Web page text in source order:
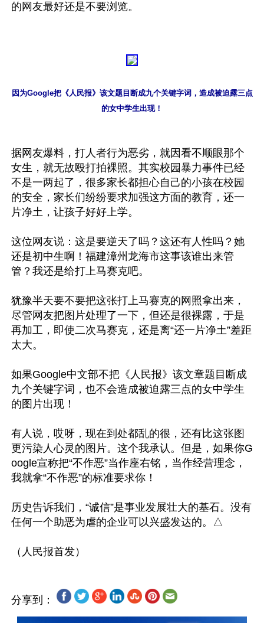
因为Google把《人民报》该文题目断成九个关键字词，造成被迫露三点
的女中学生出现！
据网友爆料，打人者行为恶劣，就因看不顺眼那个
女生，就无故殴打拍裸照。其实校园暴力事件已经
不是一两起了，很多家长都担心自己的小孩在校园
的安全，家长们纷纷要求加强这方面的教育，还一
片净土，让孩子好好上学。
这位网友说：这是要逆天了吗？这还有人性吗？她
还是初中生啊！福建漳州龙海市这事该谁出来管
管？我还是给打上马赛克吧。
犹豫半天要不要把这张打上马赛克的网照拿出来，
尽管网友把图片处理了一下，但还是很裸露，于是
再加工，即使二次马赛克，还是离“还一片净土”差距
太大。
如果Google中文部不把《人民报》该文章题目断成
九个关键字词，也不会造成被迫露三点的女中学生
的图片出现！
有人说，哎呀，现在到处都乱的很，还有比这张图
更污染人心灵的图片。这个我承认。但是，如果你G
oogle宣称把“不作恶”当作座右铭，当作经营理念，
我就拿“不作恶”的标准要求你！
历史告诉我们，“诚信”是事业发展壮大的基石。没有
任何一个助恶为虐的企业可以兴盛发达的。△
分享到：